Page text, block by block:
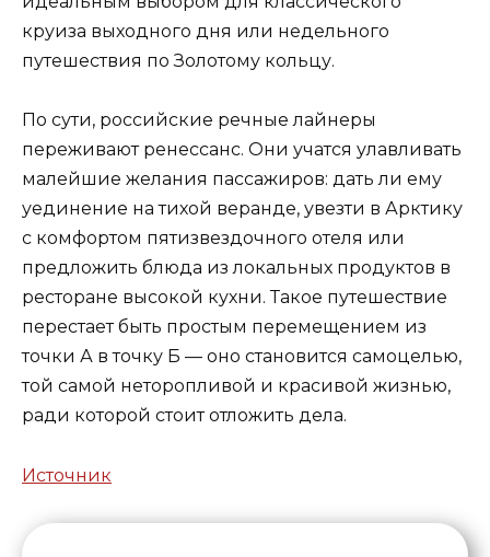
круиза выходного дня или недельного
путешествия по Золотому кольцу.
По сути, российские речные лайнеры
переживают ренессанс. Они учатся улавливать
малейшие желания пассажиров: дать ли ему
уединение на тихой веранде, увезти в Арктику
с комфортом пятизвездочного отеля или
предложить блюда из локальных продуктов в
ресторане высокой кухни. Такое путешествие
перестает быть простым перемещением из
точки А в точку Б — оно становится самоцелью,
той самой неторопливой и красивой жизнью,
ради которой стоит отложить дела.
Источник